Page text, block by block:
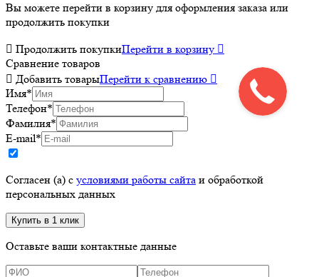
Вы можете перейти в корзину для оформления заказа или
продолжить покупки
 Продолжить покупкиПерейти в корзину 
Сравнение товаров
 Добавить товарыПерейти к сравнению 
Имя*
Телефон*
Фамилия*
E-mail*
Согласен (а) с условиями работы сайта и обработкой
персональных данных
Оставьте ваши контактные данные